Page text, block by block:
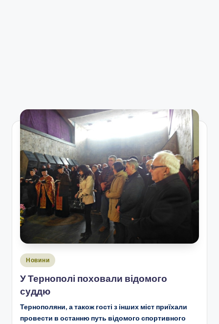
Опубліковано
Новини
У Тернополі поховали відомого
суддю
Тернополяни, а також гості з інших міст приїхали
провести в останню путь відомого спортивного